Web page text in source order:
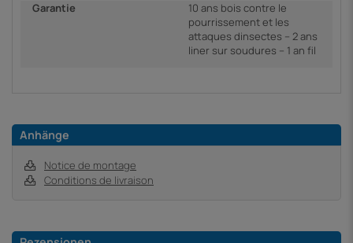
Garantie
10 ans bois contre le
pourrissement et les
attaques dinsectes – 2 ans
liner sur soudures – 1 an fil
Anhänge
Notice de montage
Conditions de livraison